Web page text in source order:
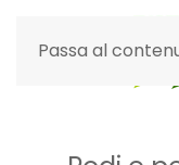
Passa al